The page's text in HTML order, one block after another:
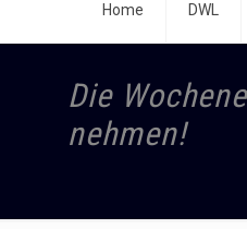
Home DWL
Die
nehmen!